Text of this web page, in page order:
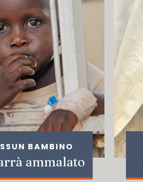
BAMBINO
ammalato